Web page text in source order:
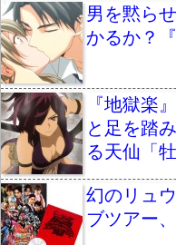
男を黙ら
かるか？
『地獄楽
と足を踏
る天仙「牡
幻のリュ
ブツアー